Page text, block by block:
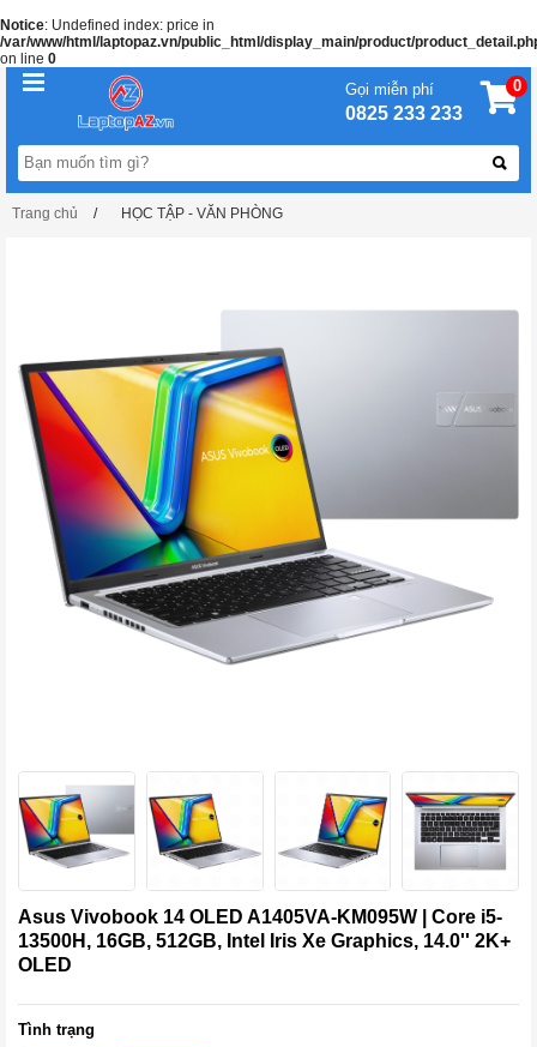
Notice: Undefined index: price in
/var/www/html/laptopaz.vn/public_html/display_main/product/
on line 0
Gọi miễn phí
0825 233 233
0
Trang chủ HỌC TẬP - VĂN PHÒNG
Asus Vivobook 14 OLED A1405VA-KM095W | Core i5-
13500H, 16GB, 512GB, Intel Iris Xe Graphics, 14.0'' 2K+
OLED
Tình trạng